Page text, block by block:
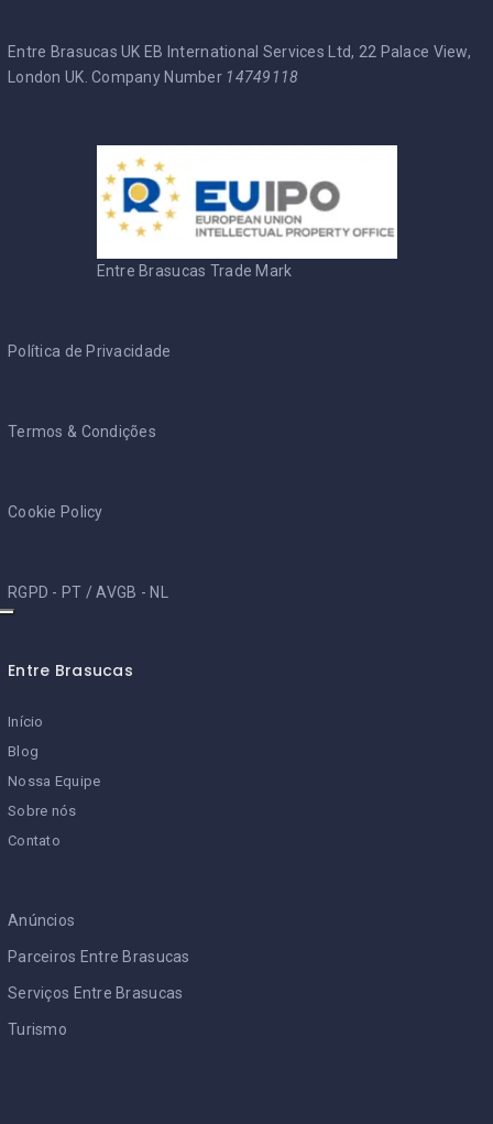
Entre Brasucas UK EB International Services Ltd, 22 Palace View,
London UK. Company Number 14749118
Entre Brasucas Trade Mark
Política de Privacidade
Termos & Condições
Cookie Policy
RGPD - PT /AVGB - NL
Entre Brasucas
Início
Blog
Nossa Equipe
Sobre nós
Contato
Anúncios
Parceiros Entre Brasucas
Serviços Entre Brasucas
Turismo